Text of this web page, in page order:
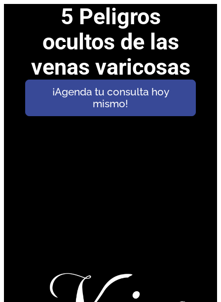
5 Peligros
ocultos de las
venas varicosas
¡Agenda tu consulta hoy
mismo!